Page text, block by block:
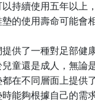
持續使用五年以上
的使用壽命可能會
供了一種對足部健
童還是成人，無論
在不同層面上提供
能夠根據自己的需